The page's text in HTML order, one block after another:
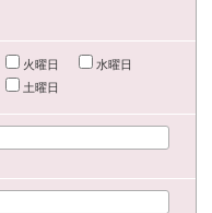
火曜日
水曜日
土曜日